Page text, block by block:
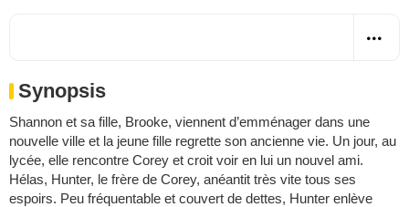
Synopsis
Shannon et sa fille, Brooke, viennent d’emménager dans une
nouvelle ville et la jeune fille regrette son ancienne vie. Un jour, au
lycée, elle rencontre Corey et croit voir en lui un nouvel ami.
Hélas, Hunter, le frère de Corey, anéantit très vite tous ses
espoirs. Peu fréquentable et couvert de dettes, Hunter enlève